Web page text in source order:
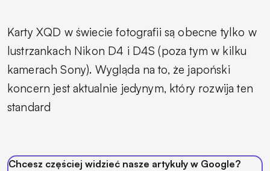
Karty XQD w świecie fotografii są obecne tylko w
lustrzankach Nikon D4 i D4S (poza tym w kilku
kamerach Sony). Wygląda na to, że japoński
koncern jest aktualnie jedynym, który rozwija ten
standard
Chcesz częściej widzieć nasze artykuły w Google?